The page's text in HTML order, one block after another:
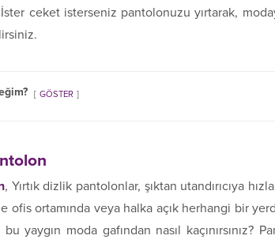
ceket isterseniz pantolonuzu yırtarak,
GÖSTER
, Yırtık dizlik pantolonlar, şıktan utandırıcıya
ofis ortamında veya halka açık herhangi bir
yaygın moda gafından nasıl kaçınırsınız?